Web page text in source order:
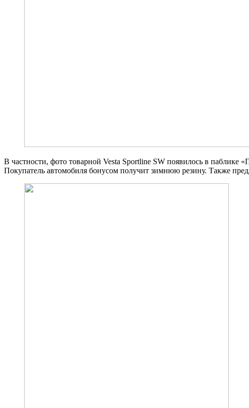
В частности, фото товарной Vesta Sportline SW появилось в паблике
Покупатель автомобиля бонусом получит зимнюю резину. Также